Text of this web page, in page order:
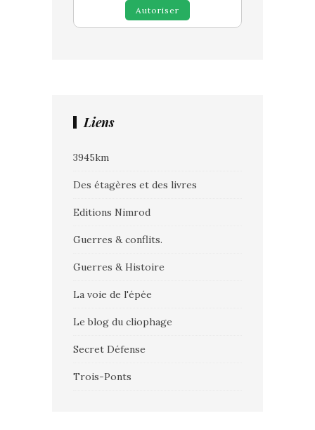
Autoriser
Liens
3945km
Des étagères et des livres
Editions Nimrod
Guerres & conflits.
Guerres & Histoire
La voie de l'épée
Le blog du cliophage
Secret Défense
Trois-Ponts